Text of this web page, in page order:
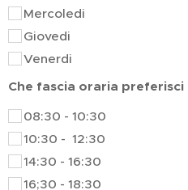
Mercoledi
Giovedi
Venerdi
Che fascia oraria
08:30 - 10:30
10:30 - 12:30
14:30 - 16:30
16;30 - 18:30